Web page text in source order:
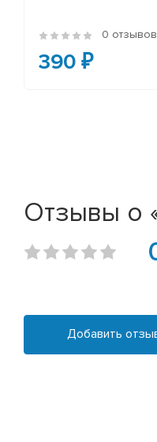
0 отзывов
390 ₽
Отзывы о
Добавить